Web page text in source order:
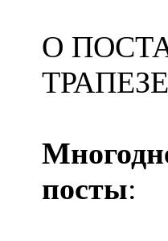
О
посты: